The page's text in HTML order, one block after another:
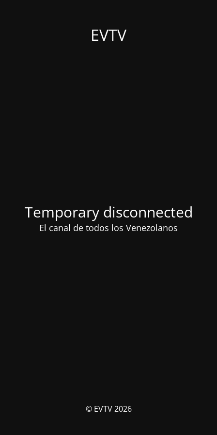
EVTV
Temporary disconnected
El canal de todos los Venezolanos
© EVTV 2026